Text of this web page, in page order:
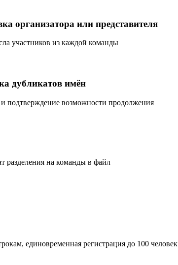
организатора или представителя
участников из каждой команды
дубликатов имён
подтверждение возможности продолжения
разделения на команды в файл
единовременная регистрация до 100 человек